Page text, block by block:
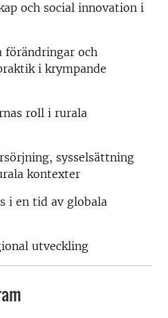
och social innovation i
förändringar och
i krympande
roll i rurala
sysselsättning
kontexter
i en tid av globala
utveckling